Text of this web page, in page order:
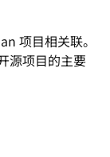
项目相关联。
源项目的主要